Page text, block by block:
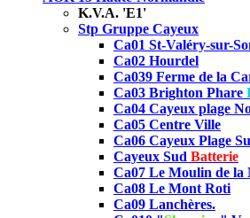
K.V.A. 'E1'
Stp Gruppe Cayeux
Ca01 St-Valéry-sur-
Ca02 Hourdel
Ca039 Ferme de la
Ca03 Brighton Phare
Ca04 Cayeux plage
Ca05 Centre Ville
Ca06 Cayeux Plage
Cayeux Sud Batterie
Ca07 Le Moulin de la
Ca08 Le Mont Roti
Ca09 Lanchères.